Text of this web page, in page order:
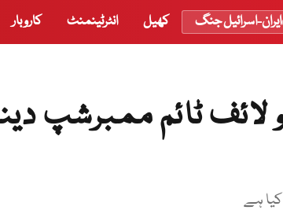
ایران-اسرائیل جنگ کھیل انٹرٹینمنٹ کاروبار
لائف ٹائم ممبرشپ
ہے